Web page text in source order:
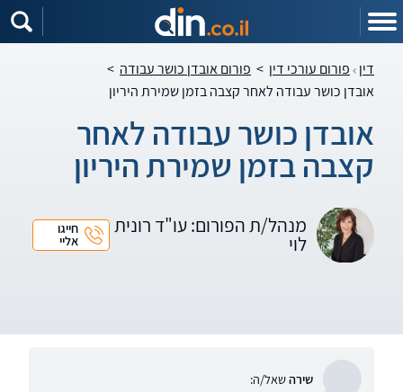
דין פורום עורכי דין > פורום אובדן כושר עבודה >
אובדן כושר עבודה לאחר קצבה בזמן שמירת היריון
אובדן כושר עבודה לאחר
קצבה בזמן שמירת היריון
מנהל/ת הפורום: עו"ד רונית
לוי
חייגו
אליי
שירהשאל/ה: